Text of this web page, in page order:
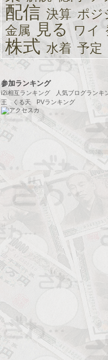
配信 決算 ポジ
金属
見る ワイ
株式 水着 予定
参加ランキング
i2i相互ランキング
人気ブログランキ
王
くる天 PVランキング